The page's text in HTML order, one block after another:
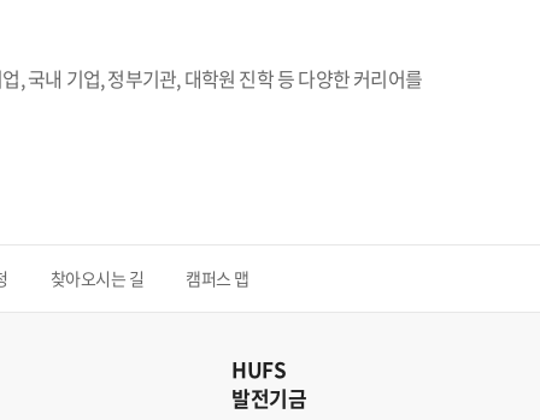
, 국내 기업, 정부기관, 대학원 진학 등 다양한 커리어를
찾아오시는 길 캠퍼스 맵
HUFS
발전기금